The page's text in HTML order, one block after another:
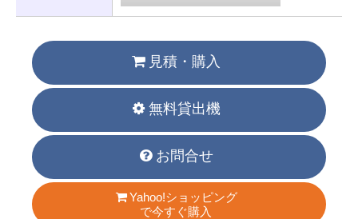
見積・購入
無料貸出機
お問合せ
Yahoo!ショッピング
で今すぐ購入